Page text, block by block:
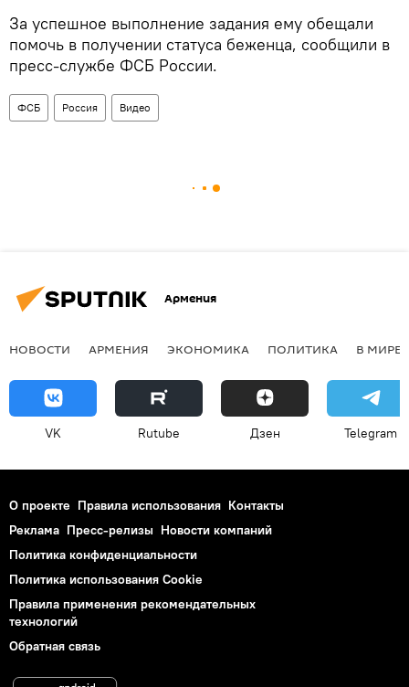
За успешное выполнение задания ему обещали
помочь в получении статуса беженца, сообщили в
пресс-службе ФСБ России.
ФСБ Россия Видео
Армения
НОВОСТИ АРМЕНИЯ ЭКОНОМИКА ПОЛИТИКА В МИРЕ
VK Rutube Дзен Telegram
О проекте Правила использования Контакты
Реклама Пресс-релизы Новости компаний
Политика конфиденциальности
Политика использования Cookie
Правила применения рекомендательных
технологий
Обратная связь